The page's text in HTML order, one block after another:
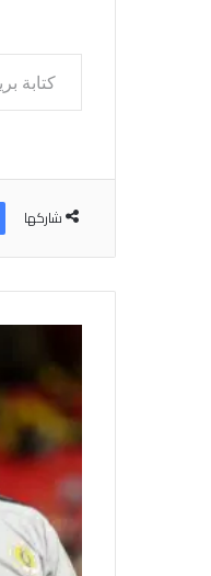
كتابة بريدك الإلكتروني...
شاركها